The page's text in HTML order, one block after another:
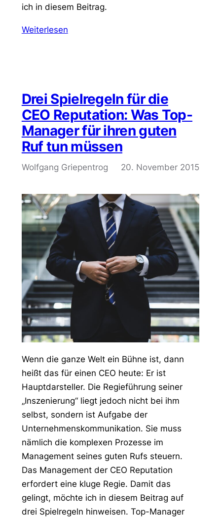
ich in diesem Beitrag.
Weiterlesen
Drei Spielregeln für die
CEO Reputation: Was Top-
Manager für ihren guten
Ruf tun müssen
Wolfgang Griepentrog 20. November 2015
Wenn die ganze Welt ein Bühne ist, dann
heißt das für einen CEO heute: Er ist
Hauptdarsteller. Die Regieführung seiner
„Inszenierung“ liegt jedoch nicht bei ihm
selbst, sondern ist Aufgabe der
Unternehmenskommunikation. Sie muss
nämlich die komplexen Prozesse im
Management seines guten Rufs steuern.
Das Management der CEO Reputation
erfordert eine kluge Regie. Damit das
gelingt, möchte ich in diesem Beitrag auf
drei Spielregeln hinweisen. Top-Manager